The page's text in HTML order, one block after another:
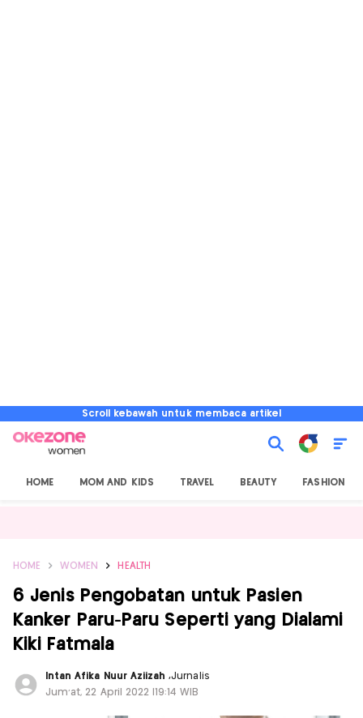
Scroll kebawah untuk membaca artikel
HOME MOM AND KIDS TRAVEL BEAUTY FASHION
HOME WOMEN HEALTH
6 Jenis Pengobatan untuk Pasien
Kanker Paru-Paru Seperti yang Dialami
Kiki Fatmala
Intan Afika Nuur Aziizah,Jurnalis
Jum'at, 22 April 2022 |19:14 WIB